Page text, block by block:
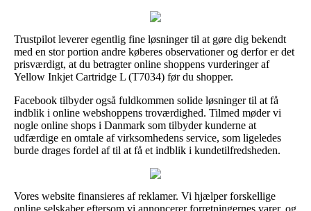
Trustpilot leverer egentlig fine løsninger til at gøre dig bekendt
med en stor portion andre køberes observationer og derfor er det
prisværdigt, at du betragter online shoppens vurderinger af
Yellow Inkjet Cartridge L (T7034) før du shopper.
Facebook tilbyder også fuldkommen solide løsninger til at få
indblik i online webshoppens troværdighed. Tilmed møder vi
nogle online shops i Danmark som tilbyder kunderne at
udfærdige en omtale af virksomhedens service, som ligeledes
burde drages fordel af til at få et indblik i kundetilfredsheden.
Vores website finansieres af reklamer. Vi hjælper forskellige
online selskaber eftersom vi annoncerer forretningernes varer, og